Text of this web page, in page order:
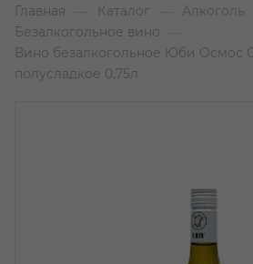
Главная Каталог Алкоголь
Безалкогольное вино
Вино безалкогольное Юби Осмос
полусладкое 0,75л